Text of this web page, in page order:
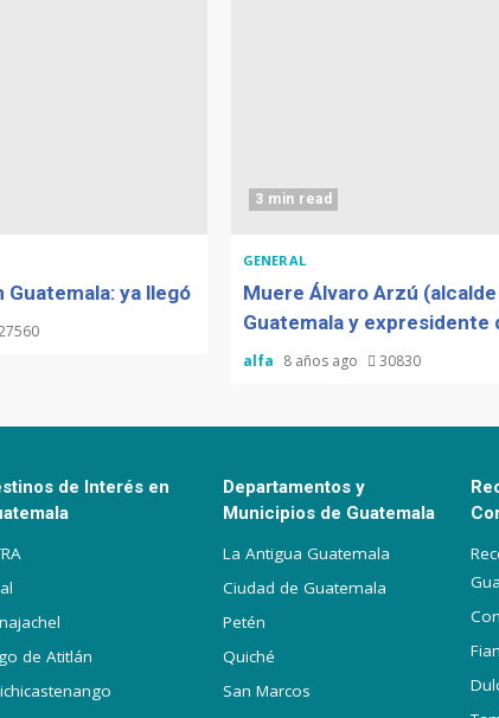
Guatemala: ya llegó
3 min read
GENERAL
Muere Álvaro Arzú
Guatemala y expresidente
alfa 8 años ago 30830
de Interés en
de Atitlán
Departamentos y
Municipios de Guatemala
La Antigua Guatemala
Ciudad de Guatemala
Petén
Quiché
San Marcos